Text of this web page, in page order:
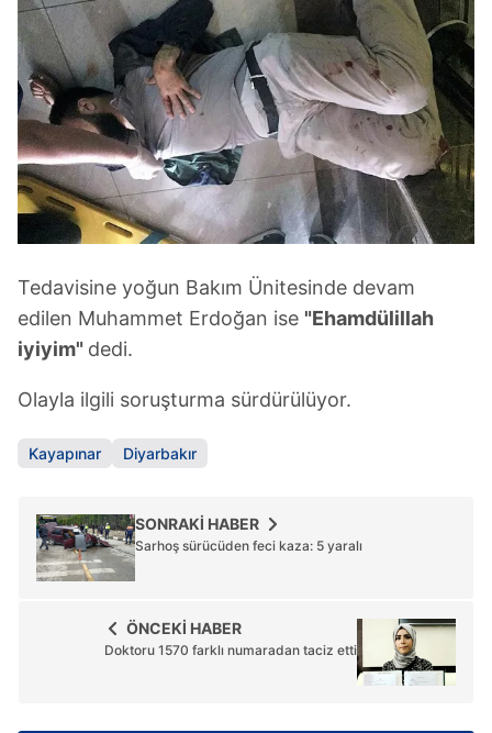
Tedavisine yoğun Bakım Ünitesinde devam
edilen Muhammet Erdoğan ise "Ehamdülillah
iyiyim" dedi.
Olayla ilgili soruşturma sürdürülüyor.
Kayapınar Diyarbakır
SONRAKİ HABER
Sarhoş sürücüden feci kaza: 5 yaralı
ÖNCEKİ HABER
Doktoru 1570 farklı numaradan taciz etti